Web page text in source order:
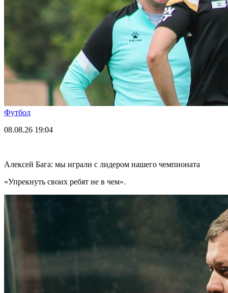
Футбол
08.08.26 19:04
Алексей Бага: мы играли с лидером нашего чемпионата
«Упрекнуть своих ребят не в чем».